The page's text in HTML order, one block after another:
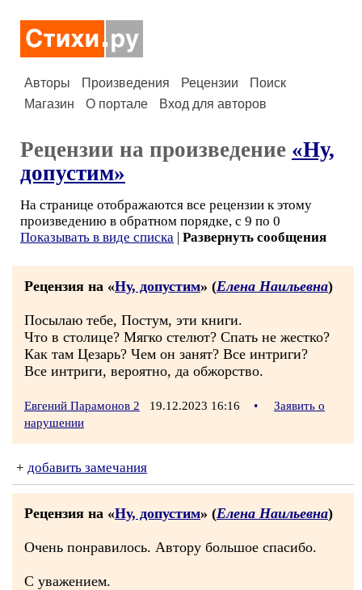
Авторы Произведения Рецензии
Поиск
Магазин
О портале Вход для авторов
Рецензии на произведение «Ну,
допустим»
На странице отображаются все рецензии к этому
произведению в обратном порядке, с 9 по 0
Показывать в виде списка | Развернуть сообщения
Рецензия на «Ну, допустим» (Елена Наильевна)
Посылаю тебе, Постум, эти книги.
Что в столице? Мягко стелют? Спать не жестко?
Как там Цезарь? Чем он занят? Все интриги?
Все интриги, вероятно, да обжорство.
Евгений Парамонов 2 19.12.2023 16:16 •
Заявить о
нарушении
+ добавить замечания
Рецензия на «Ну, допустим» (Елена Наильевна)
Очень понравилось. Автору большое спасибо.
С уважением.